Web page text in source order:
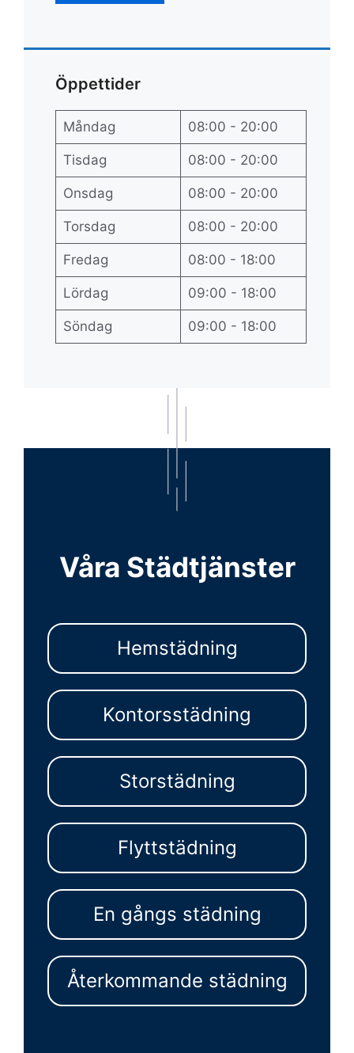
Öppettider
Måndag 08:00 - 20:00
Tisdag 08:00 - 20:00
Onsdag 08:00 - 20:00
Torsdag 08:00 - 20:00
Fredag 08:00 - 18:00
Lördag 09:00 - 18:00
Söndag 09:00 - 18:00
Våra Städtjänster
Hemstädning
Kontorsstädning
Storstädning
Flyttstädning
En gångs städning
Återkommande städning